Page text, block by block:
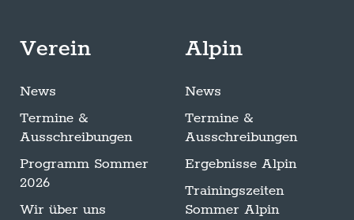
Verein
News
Termine &
Ausschreibungen
Programm Sommer
2026
Wir über uns
Alpin
News
Termine &
Ausschreibungen
Ergebnisse Alpin
Trainingszeiten
Sommer Alpin